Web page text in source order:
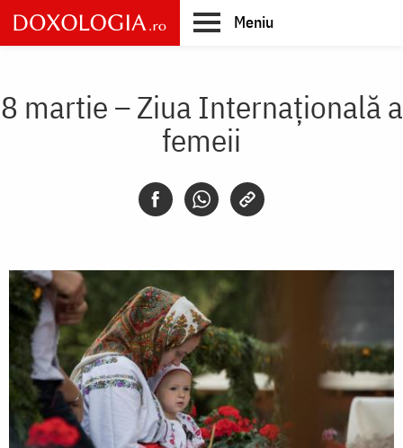
Skip
to
main
Meniu
8 martie – Ziua Internațională a
femeii